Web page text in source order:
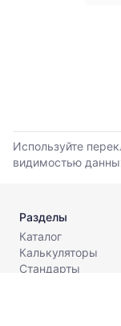
6
месяцев.
Используйте
тренд
разброс
цен
Используйте
видимостью
Разделы
Каталог
Калькуляторы
Стандарты